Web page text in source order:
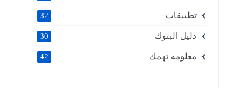
تطبيقات 32
دليل البنوك 30
معلومة تهمك 42